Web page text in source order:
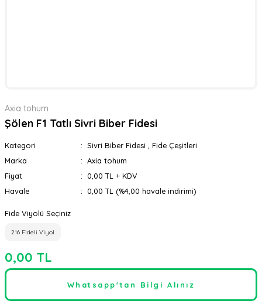
Axia tohum
Şölen F1 Tatlı Sivri Biber Fidesi
Kategori Sivri Biber Fidesi
Fide Çeşitleri
Marka
Axia tohum
Fiyat
0,00 TL + KDV
Havale
0,00 TL (%4,00 havale indirimi)
Fide Viyolü Seçiniz
216 Fideli Viyol
0,00 TL
Whatsapp'tan Bilgi Alınız